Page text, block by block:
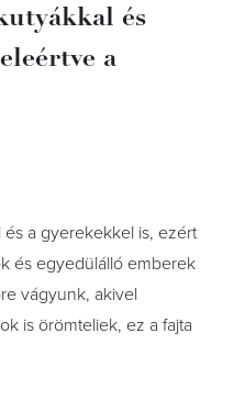
és
a
a gyerekekkel is, ezért
és egyedülálló emberek
vágyunk, akivel
is örömteliek, ez a fajta